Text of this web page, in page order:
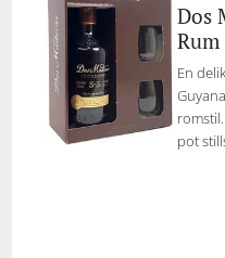
Dos
Rum
En
pot